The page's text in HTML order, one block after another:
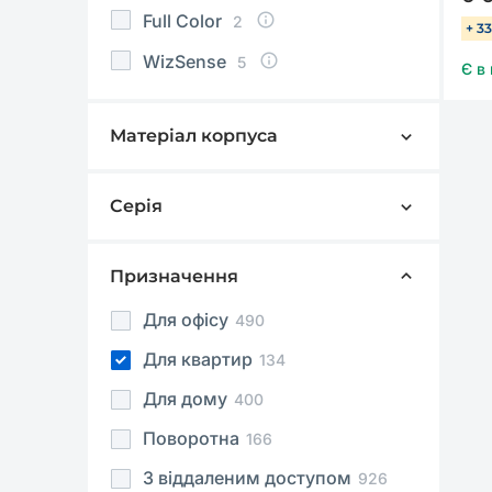
Full Color 2
WizSense 5
Матеріал корпуса
Пластик
Серія
Pro 1
Призначення
Для офісу 490
Для квартир 134
Для дому 400
Поворотна 166
З віддаленим доступом 926
+
Є в